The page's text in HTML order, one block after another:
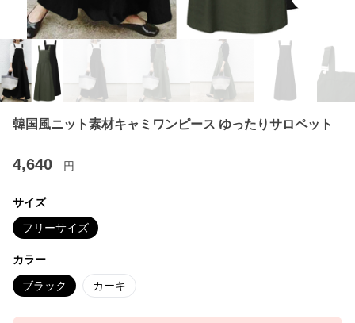
韓国風ニット素材キャミワンピース ゆったりサロペット
4,640 円
サイズ
フリーサイズ
カラー
ブラック カーキ